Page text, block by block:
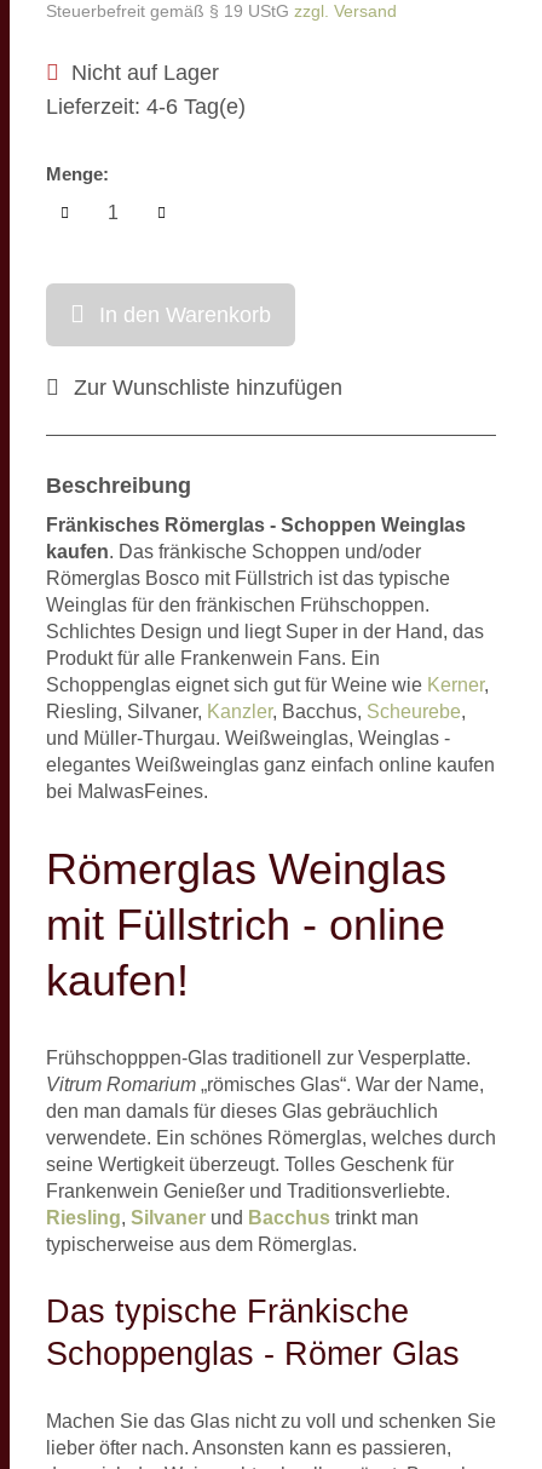
Steuerbefreit gemäß § 19 UStG zzgl. Versand
Nicht auf Lager
Lieferzeit: 4-6 Tag(e)
Menge:
In den Warenkorb
Zur Wunschliste hinzufügen
Beschreibung
Fränkisches Römerglas - Schoppen Weinglas
kaufen. Das fränkische Schoppen und/oder
Römerglas Bosco mit Füllstrich ist das typische
Weinglas für den fränkischen Frühschoppen.
Schlichtes Design und liegt Super in der Hand, das
Produkt für alle Frankenwein Fans. Ein
Schoppenglas eignet sich gut für Weine wie Kerner,
Riesling, Silvaner, Kanzler, Bacchus, Scheurebe,
und Müller-Thurgau. Weißweinglas, Weinglas -
elegantes Weißweinglas ganz einfach online kaufen
bei MalwasFeines.
Römerglas Weinglas
mit Füllstrich - online
kaufen!
Frühschopppen-Glas traditionell zur Vesperplatte.
Vitrum Romarium „römisches Glas“. War der Name,
den man damals für dieses Glas gebräuchlich
verwendete. Ein schönes Römerglas, welches durch
seine Wertigkeit überzeugt. Tolles Geschenk für
Frankenwein Genießer und Traditionsverliebte.
Riesling, Silvaner und Bacchus trinkt man
typischerweise aus dem Römerglas.
Das typische Fränkische
Schoppenglas - Römer Glas
Machen Sie das Glas nicht zu voll und schenken Sie
lieber öfter nach. Ansonsten kann es passieren,